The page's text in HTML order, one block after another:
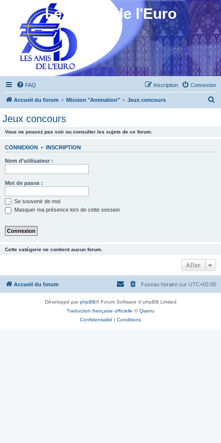
Les Amis de l'Euro
FAQ Connexion
Inscription
Accueil du forum Mission "Animation" Jeux concours
Jeux concours
Vous ne pouvez pas voir ou consulter les sujets de ce forum.
CONNEXION • INSCRIPTION
Nom d’utilisateur :
Mot de passe :
Se souvenir de moi
Masquer ma présence lors de cette session
Cette catégorie ne contient aucun forum.
Aller
Accueil du forum Fuseau horaire sur UTC+02:00
Développé parphpBB® Forum Software © phpBB Limited
Traduction française officielle ©Qiaeru
Confidentialité | Conditions